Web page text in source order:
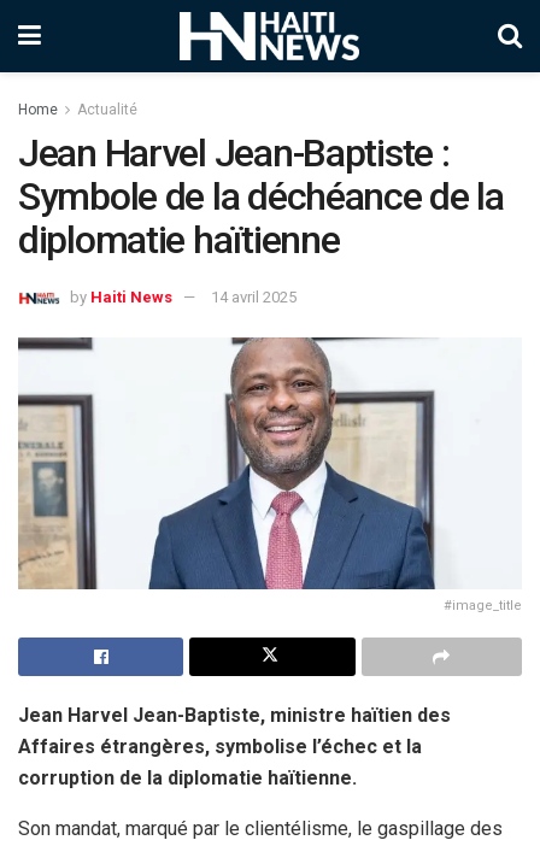
Home Actualité
Jean Harvel Jean-Baptiste :
Symbole de la déchéance de la
diplomatie haïtienne
by Haiti News 14 avril 2025
#image_title
Jean Harvel Jean-Baptiste, ministre haïtien des
Affaires étrangères, symbolise l’échec et la
corruption de la diplomatie haïtienne.
Son mandat, marqué par le clientélisme, le gaspillage des